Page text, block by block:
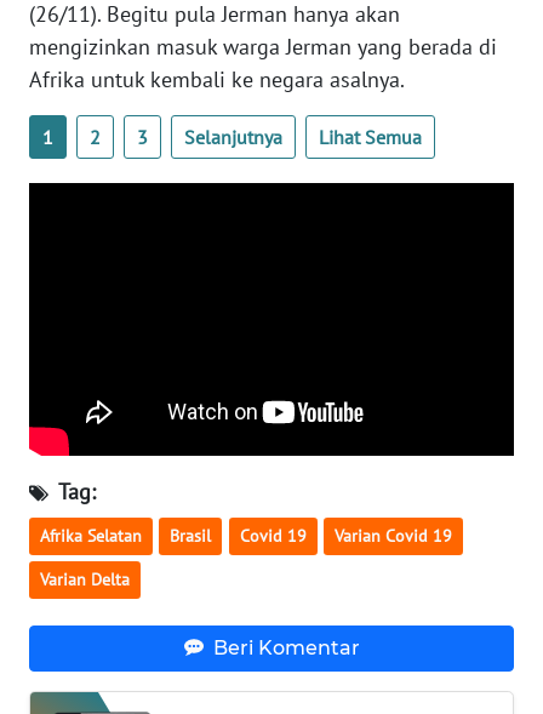
(26/11). Begitu pula Jerman hanya akan
mengizinkan masuk warga Jerman yang berada di
Afrika untuk kembali ke negara asalnya.
1 2 3 Selanjutnya Lihat Semua
Tag:
Afrika Selatan Brasil Covid 19 Varian Covid 19
Varian Delta
Beri Komentar
WN
KEPRI
PAPUA
SERAMBI
WN
JAMBI